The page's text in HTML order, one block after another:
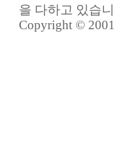
을 다하고 있습
Copyright ©